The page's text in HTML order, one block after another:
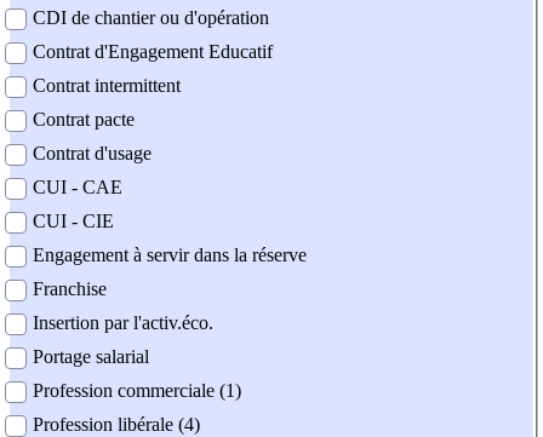
CDI de chantier ou d'opération
Contrat d'Engagement Educatif
Contrat intermittent
Contrat pacte
Contrat d'usage
CUI - CAE
CUI - CIE
Engagement à servir dans la réserve
Franchise
Insertion par l'activ.éco.
Portage salarial
Profession commerciale (1)
Profession libérale (4)